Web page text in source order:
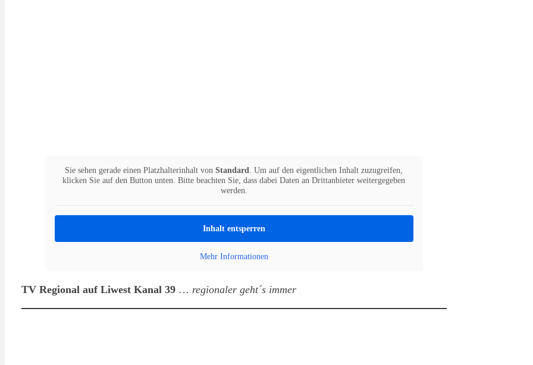
Sie sehen gerade einen Platzhalterinhalt vonStandard. Um auf den eigentlichen Inhalt zuzugreifen,
klicken Sie auf den Button unten. Bitte beachten Sie, dass dabei Daten an Drittanbieter weitergegeben
werden.
Inhalt entsperren
Mehr Informationen
TV Regional auf Liwest Kanal 39… regionaler geht´s immer